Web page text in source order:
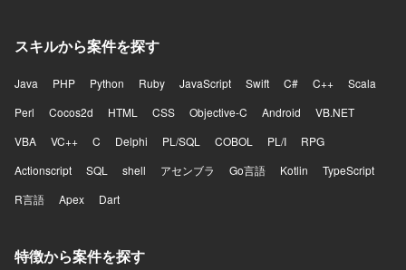
スキルから案件を探す
Java PHP Python Ruby JavaScript Swift C# C++
Scala
Perl
Cocos2d HTML CSS Objective-C Android
VB.NET
VBA
VC++ C Delphi PL/SQL COBOL PL/I
RPG
Actionscript
SQL shell アセンブラ Go言語 Kotlin
TypeScript
R言語
Apex Dart
特徴から案件を探す